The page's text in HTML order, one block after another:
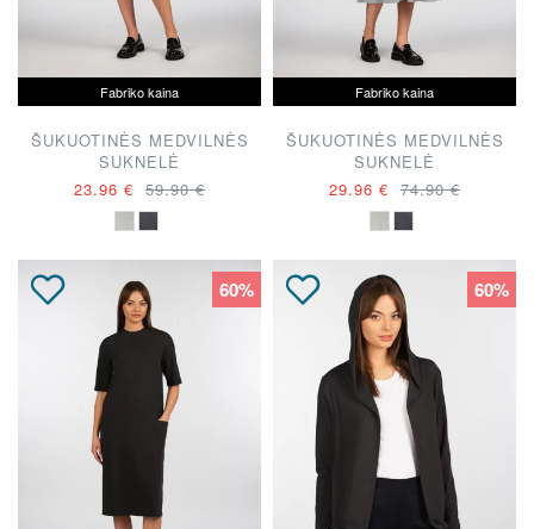
Fabriko kaina
ŠUKUOTINĖS MEDVILNĖS
SUKNELĖ
23.96 € 59.90 €
Fabriko kaina
ŠUKUOTINĖS MEDVILNĖS
SUKNELĖ
29.96 € 74.90 €
60% 60%